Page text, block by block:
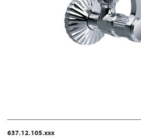
637.12.105.xxx